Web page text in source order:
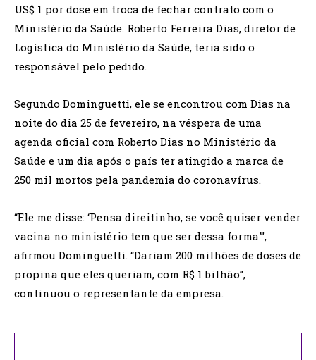
US$ 1 por dose em troca de fechar contrato com o
Ministério da Saúde. Roberto Ferreira Dias, diretor de
Logística do Ministério da Saúde, teria sido o
responsável pelo pedido.
Segundo Dominguetti, ele se encontrou com Dias na
noite do dia 25 de fevereiro, na véspera de uma
agenda oficial com Roberto Dias no Ministério da
Saúde e um dia após o país ter atingido a marca de
250 mil mortos pela pandemia do coronavírus.
“Ele me disse: ‘Pensa direitinho, se você quiser vender
vacina no ministério tem que ser dessa forma'”,
afirmou Dominguetti. “Dariam 200 milhões de doses de
propina que eles queriam, com R$ 1 bilhão”,
continuou o representante da empresa.